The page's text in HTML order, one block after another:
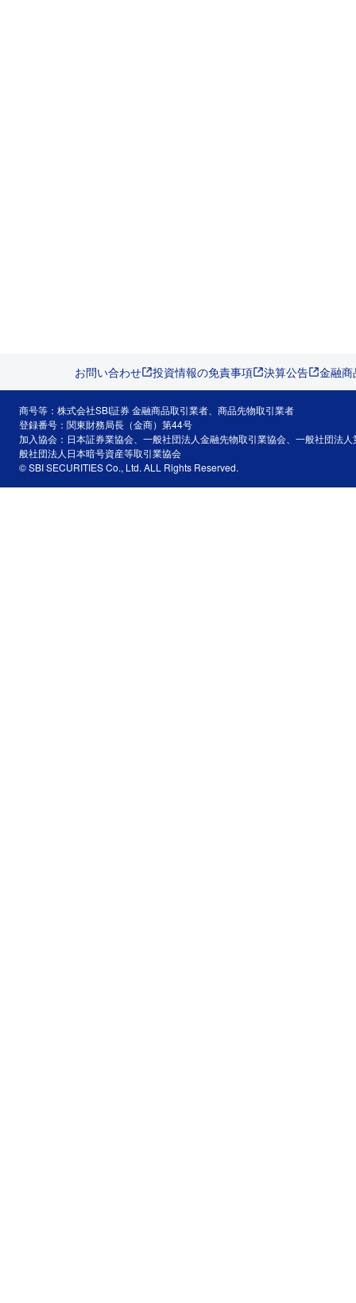
お問い合わせ 投資情報の免責事項 決算公告 金融
商号等：株式会社SBI証券 金融商品取引業者、商品先物取引業者
登録番号：関東財務局長（金商）第44号
加入協会：日本証券業協会、一般社団法人金融先物取引業協会、一般社団法
般社団法人日本暗号資産等取引業協会
© SBI SECURITIES Co., Ltd. ALL Rights Reserved.